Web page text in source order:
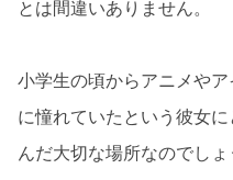
とは間違いありません。
小学生の頃からアニメや
に憧れていたという彼女
んだ大切な場所なのでしょ